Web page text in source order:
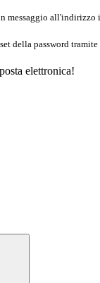
messaggio all'indirizzo
della password tramite
elettronica!